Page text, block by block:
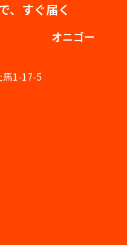
、すぐ届く
オニゴー
馬1-17-5